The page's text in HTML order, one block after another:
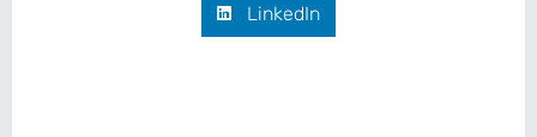
LinkedIn